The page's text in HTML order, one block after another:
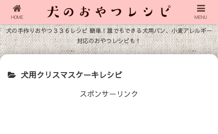
犬の手作りおやつ３３６レシピ 簡単！誰でもできる犬用パン、小麦アレルギー
対応のおやつレシピも！
犬用クリスマスケーキレシピ
スポンサーリンク
HOME MENU